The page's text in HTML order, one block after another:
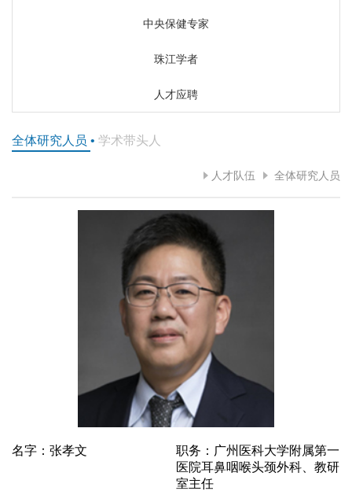
中央保健专家
珠江学者
人才应聘
全体研究人员 • 学术带头人
人才队伍 全体研究人员
名字：张孝文
职务：广州医科大学附属第一
医院耳鼻咽喉头颈外科、教研
室主任